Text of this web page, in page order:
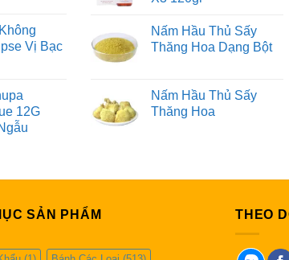
Vị Bạc
12G
Nấm Hầu Thủ Sấy
Thăng Hoa Dạng Bột
Nấm Hầu Thủ Sấy
Thăng Hoa
SẢN PHẨM THEO